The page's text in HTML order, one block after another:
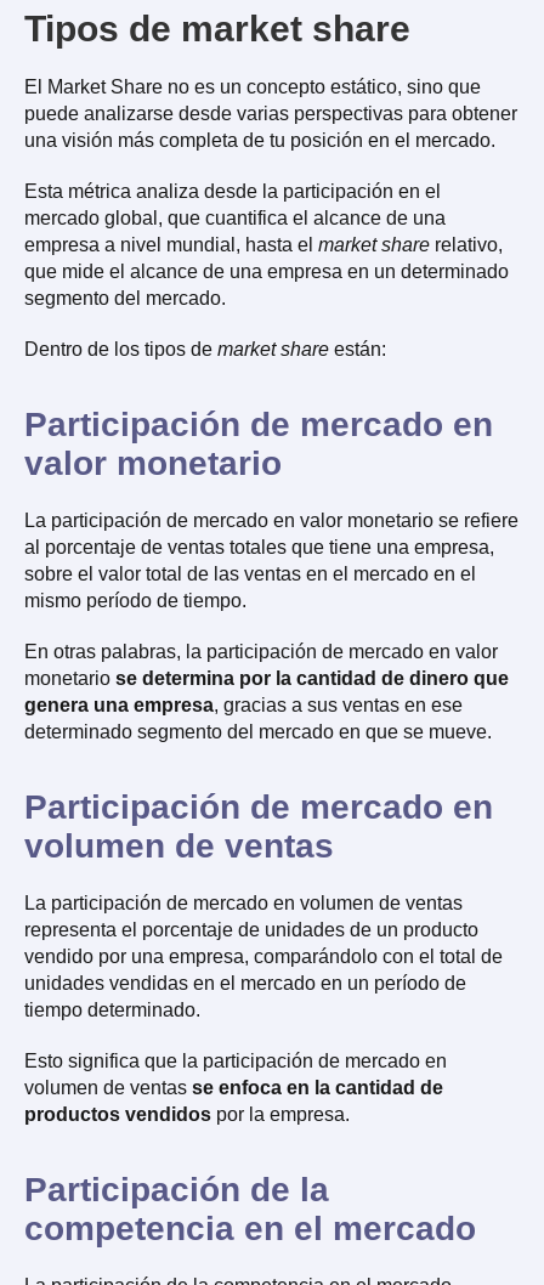
Tipos de market share
El Market Share no es un concepto estático, sino que
puede analizarse desde varias perspectivas para obtener
una visión más completa de tu posición en el mercado.
Esta métrica analiza desde la participación en el
mercado global, que cuantifica el alcance de una
empresa a nivel mundial, hasta el market share relativo,
que mide el alcance de una empresa en un determinado
segmento del mercado.
Dentro de los tipos de market share están:
Participación de mercado en
valor monetario
La participación de mercado en valor monetario se refiere
al porcentaje de ventas totales que tiene una empresa,
sobre el valor total de las ventas en el mercado en el
mismo período de tiempo.
En otras palabras, la participación de mercado en valor
monetario se determina por la cantidad de dinero que
genera una empresa, gracias a sus ventas en ese
determinado segmento del mercado en que se mueve.
Participación de mercado en
volumen de ventas
La participación de mercado en volumen de ventas
representa el porcentaje de unidades de un producto
vendido por una empresa, comparándolo con el total de
unidades vendidas en el mercado en un período de
tiempo determinado.
Esto significa que la participación de mercado en
volumen de ventas se enfoca en la cantidad de
productos vendidos por la empresa.
Participación de la
competencia en el mercado